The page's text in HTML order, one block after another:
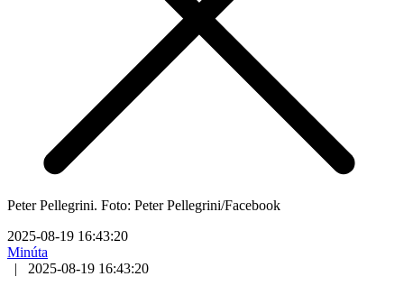
Peter Pellegrini. Foto: Peter Pellegrini/Facebook
2025-08-19 16:43:20
Minúta
|
2025-08-19 16:43:20